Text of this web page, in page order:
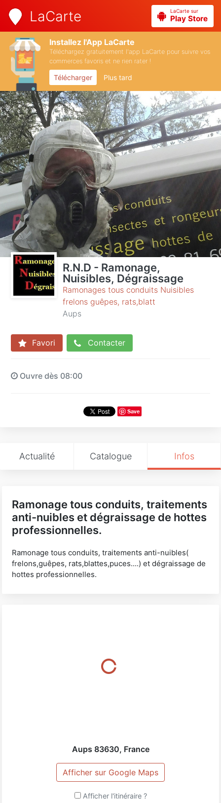
LaCarte LaCarte sur
Play Store
Installez l'App LaCarte
Téléchargez gratuitement l'app LaCarte pour suivre vos
commerces favoris et ne rien rater !
Télécharger Plus tard
R.N.D - Ramonage,
Nuisibles, Dégraissage
Ramonages tous conduits Nuisibles
frelons guêpes, rats,blatt
Aups
Favori Contacter
Ouvre dès 08:00
Save
Actualité Catalogue Infos
Ramonage tous conduits, traitements
anti-nuibles et dégraissage de hottes
professionnelles.
Ramonage tous conduits, traitements anti-nuibles(
frelons,guêpes, rats,blattes,puces....) et dégraissage de
hottes professionnelles.
Aups 83630, France
Afficher sur Google Maps
Afficher l'itinéraire ?